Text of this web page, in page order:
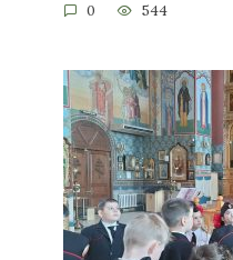
0 544